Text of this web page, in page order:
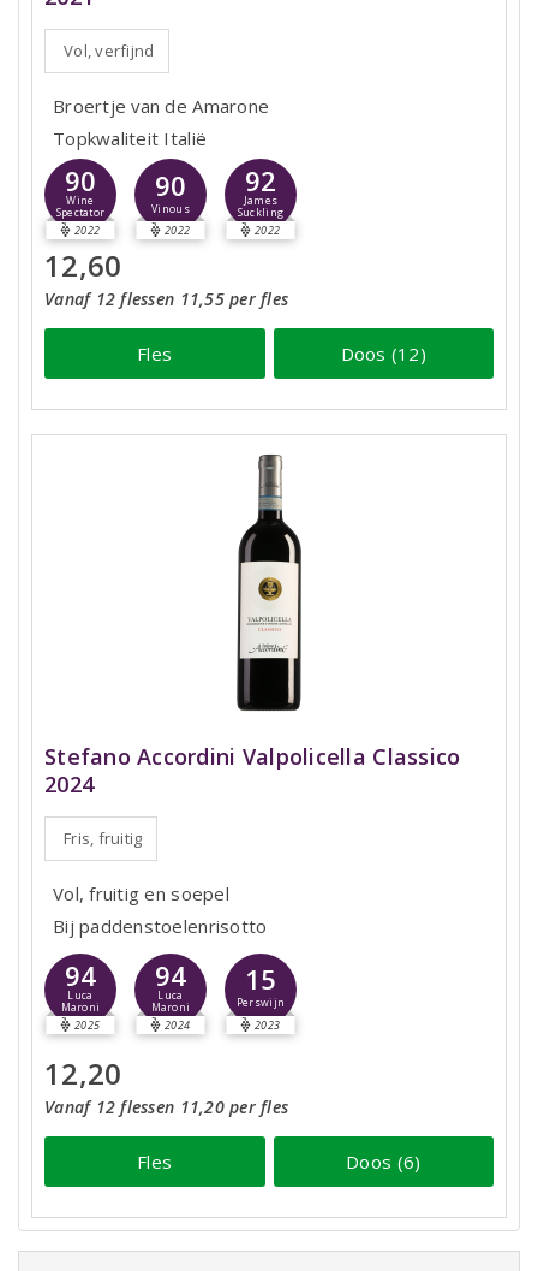
Vol, verfijnd
Broertje van de Amarone
Topkwaliteit Italië
90
Wine
Spectator
2022
90
Vinous
2022
92
James
Suckling
2022
12,60
Vanaf 12 flessen 11,55 per fles
Fles Doos (12)
Stefano Accordini Valpolicella Classico
2024
Fris, fruitig
Vol, fruitig en soepel
Bij paddenstoelenrisotto
94
Luca
Maroni
2025
94
Luca
Maroni
2024
15
Perswijn
2023
12,20
Vanaf 12 flessen 11,20 per fles
Fles Doos (6)